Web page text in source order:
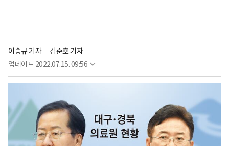
이승규 기자
김준호 기자
업데이트 2022.07.15. 09:56